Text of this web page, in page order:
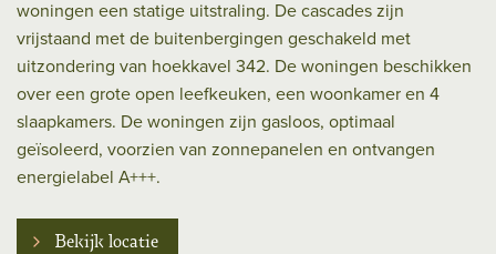
woningen een statige uitstraling. De cascades zijn
vrijstaand met de buitenbergingen geschakeld met
uitzondering van hoekkavel 342. De woningen beschikken
over een grote open leefkeuken, een woonkamer en 4
slaapkamers. De woningen zijn gasloos, optimaal
geïsoleerd, voorzien van zonnepanelen en ontvangen
energielabel A+++.
Bekijk locatie